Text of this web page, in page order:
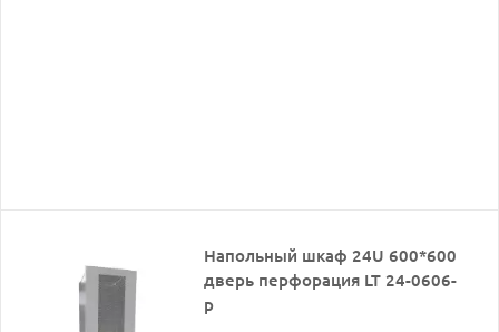
Напольный шкаф 24U 600*600
дверь перфорация LT 24-0606-
p